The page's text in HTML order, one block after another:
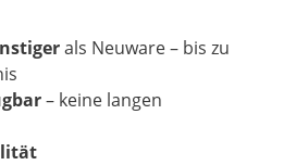
als Neuware – bis zu
– keine langen